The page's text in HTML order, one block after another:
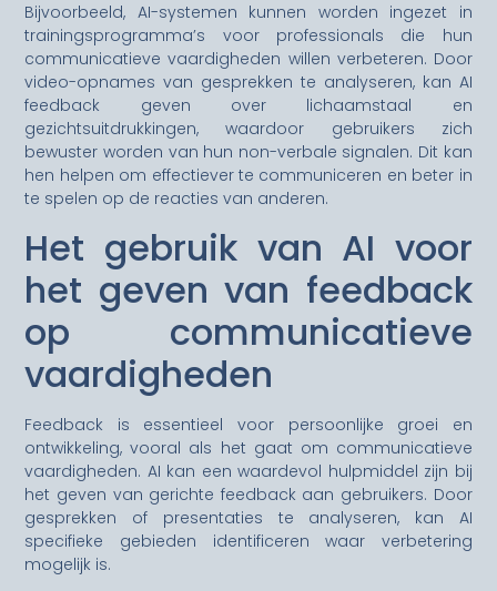
Bijvoorbeeld, AI-systemen kunnen worden ingezet in
trainingsprogramma’s voor professionals die hun
communicatieve vaardigheden willen verbeteren. Door
video-opnames van gesprekken te analyseren, kan AI
feedback geven over lichaamstaal en
gezichtsuitdrukkingen, waardoor gebruikers zich
bewuster worden van hun non-verbale signalen. Dit kan
hen helpen om effectiever te communiceren en beter in
te spelen op de reacties van anderen.
Het gebruik van AI voor
het geven van feedback
op communicatieve
vaardigheden
Feedback is essentieel voor persoonlijke groei en
ontwikkeling, vooral als het gaat om communicatieve
vaardigheden. AI kan een waardevol hulpmiddel zijn bij
het geven van gerichte feedback aan gebruikers. Door
gesprekken of presentaties te analyseren, kan AI
specifieke gebieden identificeren waar verbetering
mogelijk is.